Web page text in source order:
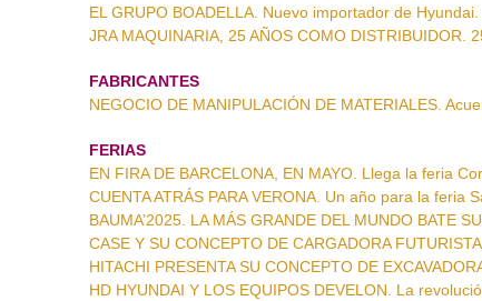
EL GRUPO BOADELLA. Nuevo importador de Hyundai.
JRA MAQUINARIA, 25 AÑOS COMO DISTRIBUIDOR.
FABRICANTES
NEGOCIO DE MANIPULACIÓN DE MATERIALES.
FERIAS
EN FIRA DE BARCELONA, EN MAYO. Llega la feria
CUENTA ATRÁS PARA VERONA. Un año para la feria
BAUMA’2025. LA MÁS GRANDE DEL MUNDO BATE
CASE Y SU CONCEPTO DE CARGADORA
HITACHI PRESENTA SU CONCEPTO DE
HD HYUNDAI Y LOS EQUIPOS DEVELON. La